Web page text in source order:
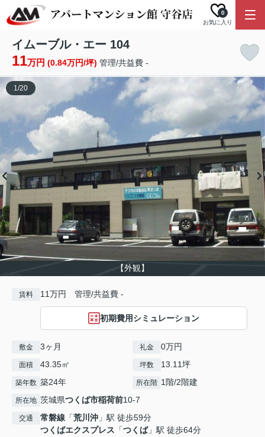
お気に入り
0
イムーブル・エー 104
11万円 (0.84万円/坪) 管理/共益費 -
【外観】
1/20
賃料 11万円 管理/共益費 -
初期費用シミュレーション
敷金 3ヶ月 礼金 0万円
面積 43.35㎡ 坪数 13.11坪
築年数 築24年 所在階 1階/2階建
所在地 茨城県つくば市稲荷前10-7
交通 常磐線 「荒川沖 」駅 徒歩59分
つくばエクスプレス 「つくば」駅 徒歩64分